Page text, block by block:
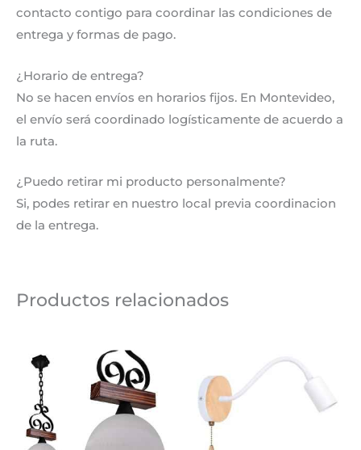
contacto contigo para coordinar las condiciones de
entrega y formas de pago.
¿Horario de entrega?
No se hacen envíos en horarios fijos. En Montevideo,
el envío será coordinado logísticamente de acuerdo a
la ruta.
¿Puedo retirar mi producto personalmente?
Si, podes retirar en nuestro local previa coordinacion
de la entrega.
Productos relacionados